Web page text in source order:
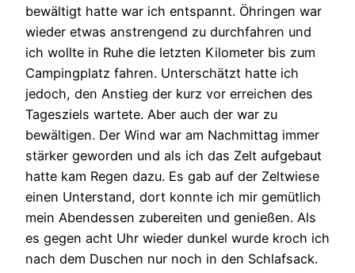
bewältigt hatte war ich entspannt. Öhringen war
wieder etwas anstrengend zu durchfahren und
ich wollte in Ruhe die letzten Kilometer bis zum
Campingplatz fahren. Unterschätzt hatte ich
jedoch, den Anstieg der kurz vor erreichen des
Tagesziels wartete. Aber auch der war zu
bewältigen. Der Wind war am Nachmittag immer
stärker geworden und als ich das Zelt aufgebaut
hatte kam Regen dazu. Es gab auf der Zeltwiese
einen Unterstand, dort konnte ich mir gemütlich
mein Abendessen zubereiten und genießen. Als
es gegen acht Uhr wieder dunkel wurde kroch ich
nach dem Duschen nur noch in den Schlafsack.